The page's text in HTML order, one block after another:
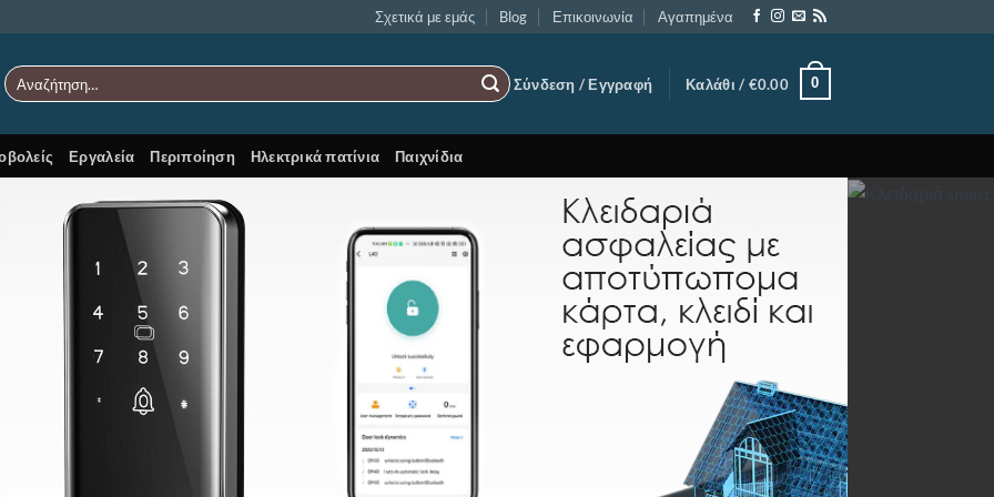
Σχετικά με εμάς Blog Επικοινωνία Αγαπημένα
Αναζήτηση
για:
Σύνδεση / Εγγραφή Καλάθι / €0.00 0
Εργαλεία Περιποίηση Ηλεκτρικά πατίνια Παιχνίδια